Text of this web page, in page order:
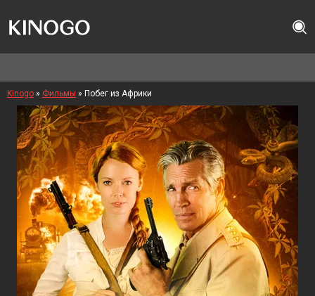
Kinogo » Фильмы » Побег из Африки